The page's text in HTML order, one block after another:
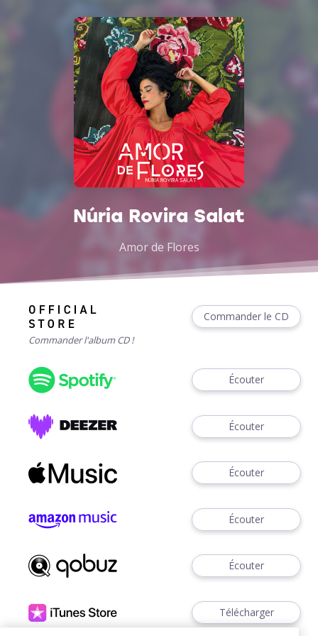
Núria Rovira Salat
Amor de Flores
Commander le CD
Commander l'album CD !
Écouter
Écouter
Écouter
Écouter
Écouter
Télécharger